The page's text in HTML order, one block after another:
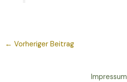
← Vorheriger Beitrag
Impressum